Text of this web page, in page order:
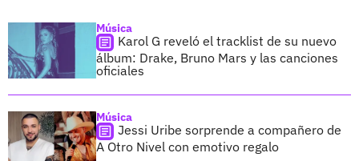
Música
Karol G reveló el tracklist de su nuevo
álbum: Drake, Bruno Mars y las canciones
oficiales
Música
Jessi Uribe sorprende a compañero de
A Otro Nivel con emotivo regalo